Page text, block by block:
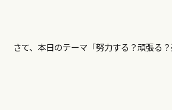
さて、本日のテーマ「努力する？頑張る？